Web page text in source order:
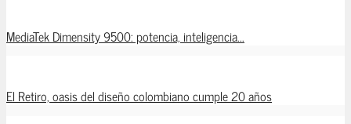
MediaTek Dimensity 9500: potencia, inteligencia...
El Retiro, oasis del diseño colombiano cumple 20 años